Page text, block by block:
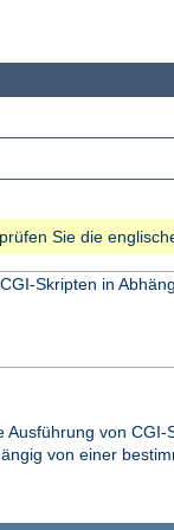
Sie die
Skripten in
Ausführung von
von einer